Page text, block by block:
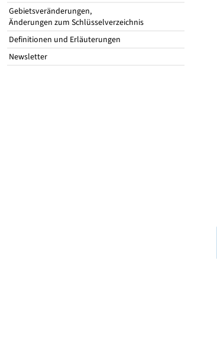
Gebietsveränderungen,
Änderungen zum Schlüsselverzeichnis
Definitionen und Erläuterungen
Newsletter